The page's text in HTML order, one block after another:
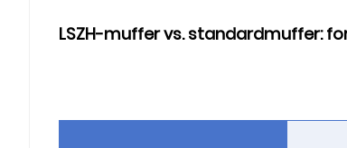
LSZH-muffer vs. standardmuffer: